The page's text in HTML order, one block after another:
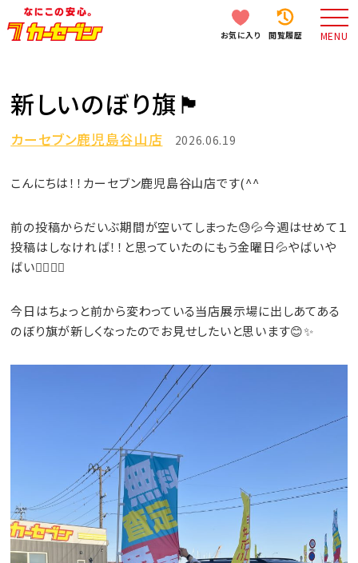
お気に入り 閲覧履歴 MENU
新しいのぼり旗🏴
カーセブン鹿児島谷山店 2026.06.19
こんにちは！！カーセブン鹿児島谷山店です(^^
前の投稿からだいぶ期間が空いてしまった😓💦今週はせめて１
投稿はしなければ！！と思っていたのにもう金曜日💦やばいや
ばい😵‍💫😵‍💫
今日はちょっと前から変わっている当店展示場に出しあてある
のぼり旗が新しくなったのでお見せしたいと思います😊✨